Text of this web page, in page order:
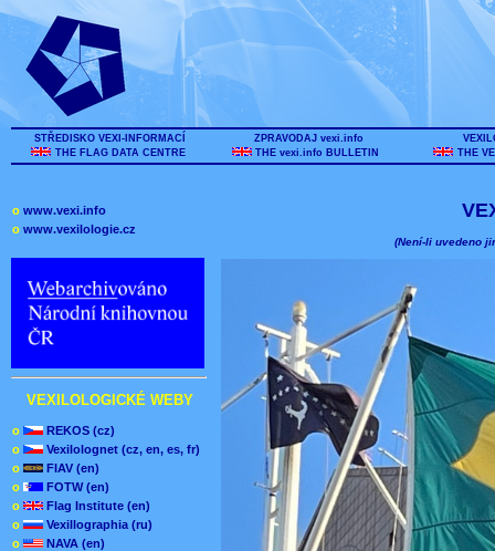
STŘEDISKO VEXI-INFORMACÍ
THE FLAG DATA CENTRE
ZPRAVODAJ vexi.info
THE vexi.info BULLETIN
THE
o www.vexi.info
o www.vexilologie.cz
VEXILOLOGICKÉ WEBY
o
REKOS (cz)
o
Vexilolognet (cz, en, es, fr)
o
FIAV (en)
o
FOTW (en)
o
Flag Institute (en)
o
Vexillographia (ru)
o
NAVA (en)
(Není-li uvedeno